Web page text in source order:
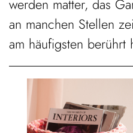
werden matter, das
an manchen Stellen
am häufigsten berührt